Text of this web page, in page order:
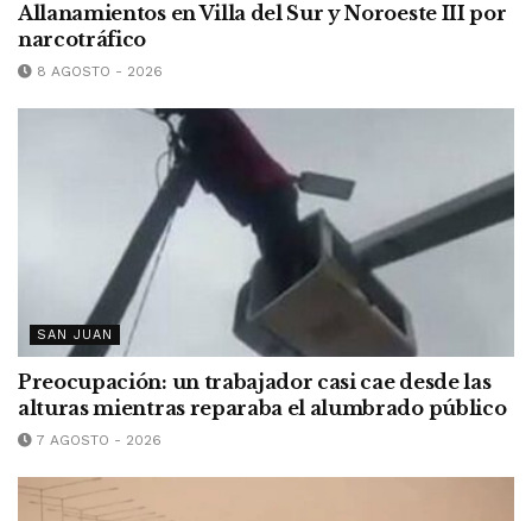
Allanamientos en Villa del Sur y Noroeste III por
narcotráfico
8 AGOSTO - 2026
SAN JUAN
Preocupación: un trabajador casi cae desde las
alturas mientras reparaba el alumbrado público
7 AGOSTO - 2026